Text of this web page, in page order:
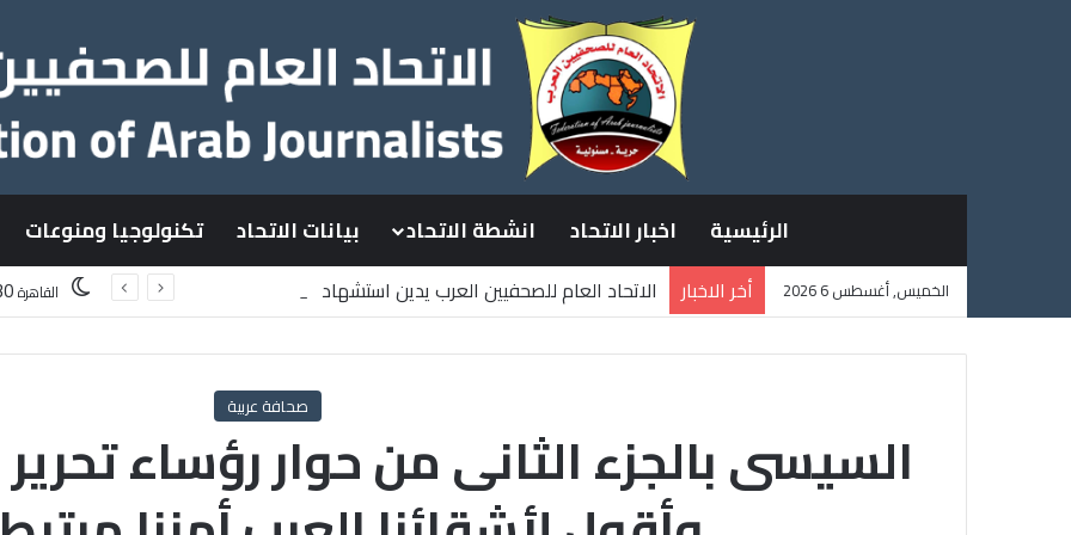
الرئيسية اخبار الاتحاد انشطة الاتحاد بيانات الاتحاد تكنولوجيا ومنوعات
الخميس, أغسطس 6 2026 أخر الاخبار
الاتحاد العام للصحفيين العرب يدين استشهاد
القاهرة
صحافة عربية
السيسى بالجزء الثانى من حوار رؤساء